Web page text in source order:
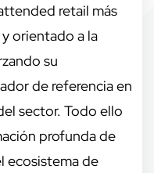
retail más
orientado a la
su
de referencia en
sector. Todo ello
profunda de
ecosistema de